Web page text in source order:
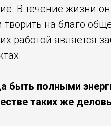
В течение жизни
творить на благо
работой является
полными
таких же